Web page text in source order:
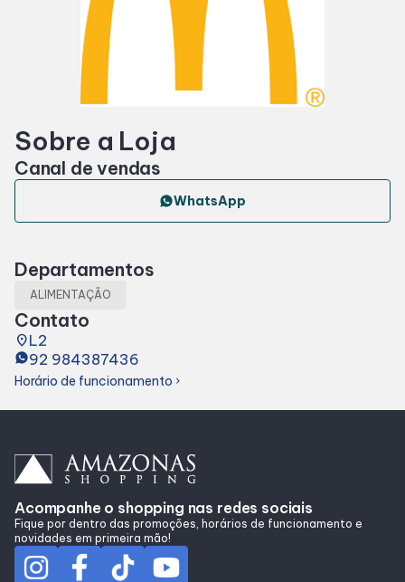
Entretenimento
Cinema
Lojas e Restaurantes
Lojas
Alimentação
Programa de beneficios
Sobre a Loja
Canal de vendas
WhatsApp
Departamentos
ALIMENTAÇÃO
Contato
placeL2
92 984387436
Horário de funcionamento chevron_right
Acompanhe o shopping nas redes sociais
Fique por dentro das promoções, horários de funcionamento e
novidades em primeira mão!